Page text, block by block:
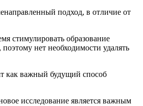
подход, в отличие от
стимулировать образование
нет необходимости удалять
как важный будущий способ
исследование является важным